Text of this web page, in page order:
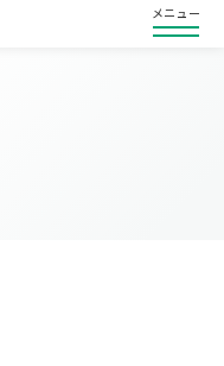
メニュー